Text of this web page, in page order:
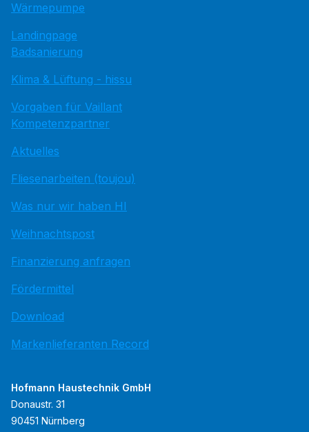
Wärmepumpe
Landingpage
Badsanierung
Klima & Lüftung - hissu
Vorgaben für Vaillant
Kompetenzpartner
Aktuelles
Fliesenarbeiten (toujou)
Was nur wir haben HI
Weihnachtspost
Finanzierung anfragen
Fördermittel
Download
Markenlieferanten Record
Hofmann Haustechnik GmbH
Donaustr. 31
90451 Nürnberg